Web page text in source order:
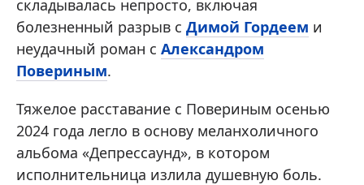
складывалась непросто, включая
болезненный разрыв с Димой Гордеем и
неудачный роман с Александром
Повериным.
Тяжелое расставание с Повериным осенью
2024 года легло в основу меланхоличного
альбома «Депрессаунд», в котором
исполнительница излила душевную боль.